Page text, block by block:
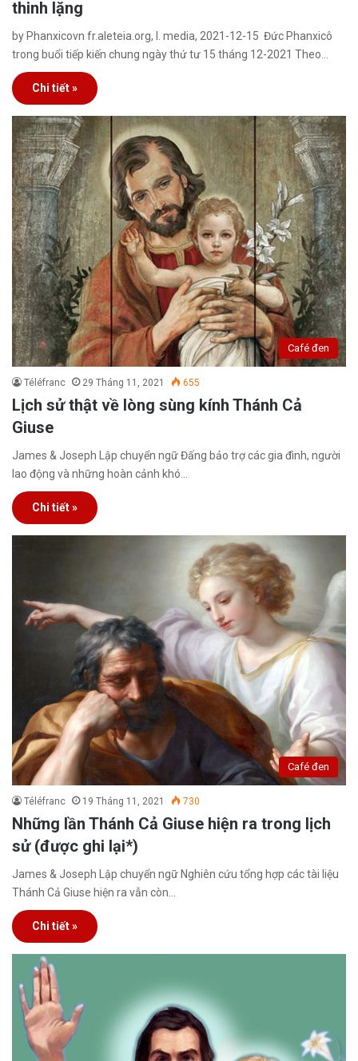
thinh lặng
by Phanxicovn fr.aleteia.org, I. media, 2021-12-15 Đức Phanxicô
trong buổi tiếp kiến chung ngày thứ tư 15 tháng 12-2021 Theo…
Chi tiết »
Café đen
Téléfranc 29 Tháng 11, 2021 655
Lịch sử thật về lòng sùng kính Thánh Cả
Giuse
James & Joseph Lập chuyển ngữ Đấng bảo trợ các gia đình, người
lao động và những hoàn cảnh khó…
Chi tiết »
Café đen
Téléfranc 19 Tháng 11, 2021 730
Những lần Thánh Cả Giuse hiện ra trong lịch
sử (được ghi lại*)
James & Joseph Lập chuyển ngữ Nghiên cứu tổng hợp các tài liệu
Thánh Cả Giuse hiện ra vẫn còn…
Chi tiết »